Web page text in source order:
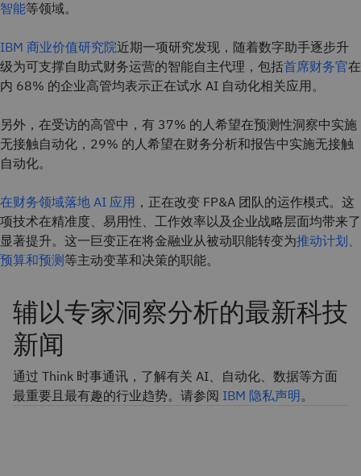
智能等领域。
IBM 商业价值研究院近期一项研究发现，随着数字助手逐步升
级为可支撑自助式财务运营的智能自主代理，包括首席财务官在
内 68% 的企业高管均表示正在试水 AI 自动化相关应用。
另外，在受访的高管中，有 37% 的人希望在预测性洞察中实施
无接触自动化，29% 的人希望在财务分析和报告中实施无接触
自动化。
在财务领域落地 AI 应用 ，正在改变 FP&A 团队的运作模式。这
项技术在精准度、易用性、工作效率以及企业战略层面均带来了
显著提升。这一巨变正在将金融业从被动职能转变为推动计划、
预算和预测 等主动变革和决策的职能。
辅以专家洞察分析的最新科技
新闻
通过 Think 时事通讯，了解有关 AI、自动化、数据等方面
最重要且最有趣的行业趋势。请参阅 IBM 隐私声明。